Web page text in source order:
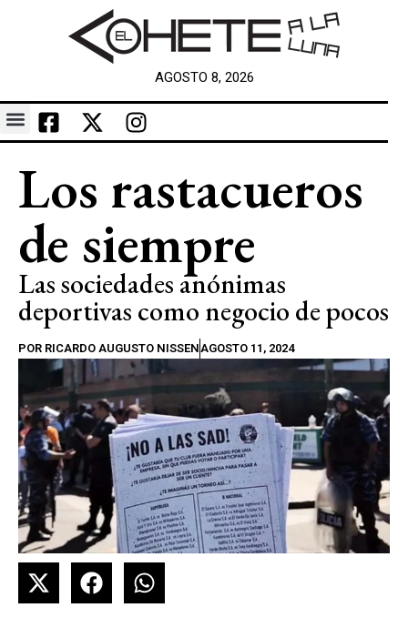
AGOSTO 8, 2026
Los rastacueros
de siempre
Las sociedades anónimas
deportivas como negocio de pocos
POR RICARDO AUGUSTO NISSENAGOSTO 11, 2024